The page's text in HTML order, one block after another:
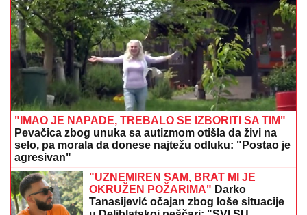
grmljavinu i udare jakog vetra
Evo ko moli da uđe u "Elitu 10"! Bivši
učesnik razvezao jezik - Haos pred
novu sezonu